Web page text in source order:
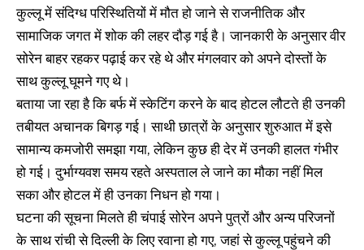
कुल्लू में संदिग्ध परिस्थितियों में मौत हो जाने से राजनीतिक और
सामाजिक जगत में शोक की लहर दौड़ गई है। जानकारी के अनुसार वीर
सोरेन बाहर रहकर पढ़ाई कर रहे थे और मंगलवार को अपने दोस्तों के
साथ कुल्लू घूमने गए थे।
बताया जा रहा है कि बर्फ में स्केटिंग करने के बाद होटल लौटते ही उनकी
तबीयत अचानक बिगड़ गई। साथी छात्रों के अनुसार शुरुआत में इसे
सामान्य कमजोरी समझा गया, लेकिन कुछ ही देर में उनकी हालत गंभीर
हो गई। दुर्भाग्यवश समय रहते अस्पताल ले जाने का मौका नहीं मिल
सका और होटल में ही उनका निधन हो गया।
घटना की सूचना मिलते ही चंपाई सोरेन अपने पुत्रों और अन्य परिजनों
के साथ रांची से दिल्ली के लिए रवाना हो गए, जहां से कुल्लू पहुंचने की